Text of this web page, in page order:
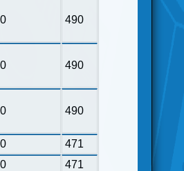
0 490
0 490
0 490
0
471
0
471